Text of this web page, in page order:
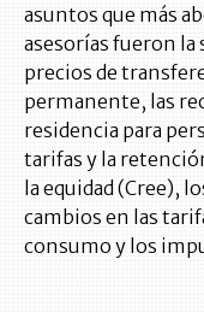
asuntos que más
asesorías fueron la
precios de
permanente, las
residencia para
tarifas y la
la equidad (Cree),
cambios en las
consumo y los